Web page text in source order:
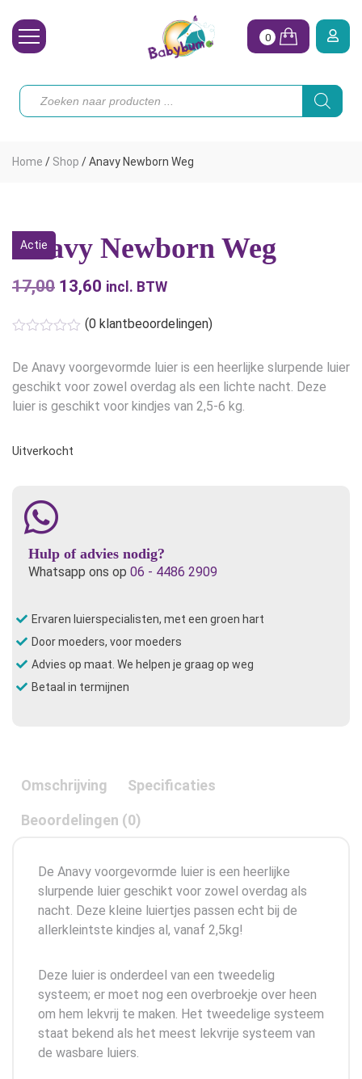
Toebehoren
Onze merken
Hoe begin ik?
0
Producten
zoeken
Home / Shop /Anavy Newborn Weg
Actie
Anavy Newborn Weg
17,00 Oorspronkelijke
was:
€17,00.
13,60 Huidige
€13,60.
incl. BTW
(0 klantbeoordelingen)
De Anavy voorgevormde luier is een heerlijke slurpende luier
geschikt voor zowel overdag als een lichte nacht. Deze
luier is geschikt voor kindjes van 2,5-6 kg.
Uitverkocht
Hulp of advies nodig?
Whatsapp ons op 06 - 4486 2909
Ervaren luierspecialisten, met een groen hart
Door moeders, voor moeders
Advies op maat. We helpen je graag op weg
Betaal in termijnen
Omschrijving Specificaties
Beoordelingen (0)
De Anavy voorgevormde luier is een heerlijke
slurpende luier geschikt voor zowel overdag als
nacht. Deze kleine luiertjes passen echt bij de
allerkleintste kindjes al, vanaf 2,5kg!
Deze luier is onderdeel van een tweedelig
systeem; er moet nog een overbroekje over heen
om hem lekvrij te maken. Het tweedelige systeem
staat bekend als het meest lekvrije systeem van
de wasbare luiers.